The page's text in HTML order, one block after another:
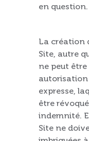
en question.
La création
Site, autre
ne peut
autorisation
expresse,
être
indemnité.
Site ne